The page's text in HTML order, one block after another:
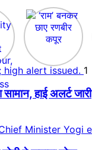
1
हाई अलर्ट जारी